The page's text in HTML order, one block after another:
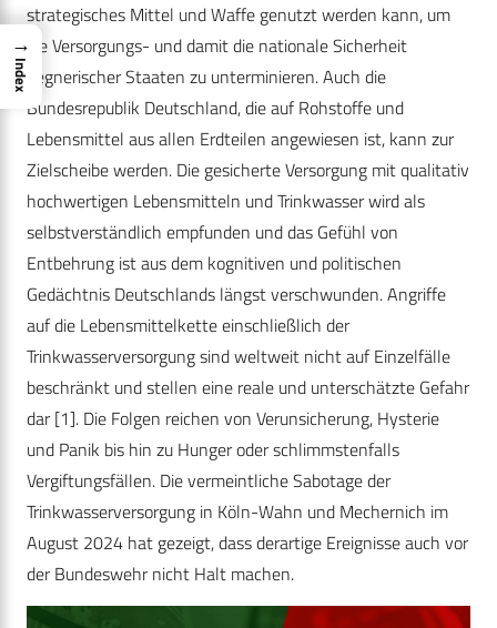
strategisches Mittel und Waffe genutzt werden kann, um
die Versorgungs- und damit die nationale Sicherheit
gegnerischer Staaten zu unterminieren. Auch die
Bundesrepublik Deutschland, die auf Rohstoffe und
Lebensmittel aus allen Erdteilen angewiesen ist, kann zur
Zielscheibe werden. Die gesicherte Versorgung mit qualitativ
hochwertigen Lebensmitteln und Trinkwasser wird als
selbstverständlich empfunden und das Gefühl von
Entbehrung ist aus dem kognitiven und politischen
Gedächtnis Deutschlands längst verschwunden. Angriffe
auf die Lebensmittelkette einschließlich der
Trinkwasserversorgung sind weltweit nicht auf Einzelfälle
beschränkt und stellen eine reale und unterschätzte Gefahr
dar [1]. Die Folgen reichen von Verunsicherung, Hysterie
und Panik bis hin zu Hunger oder schlimmstenfalls
Vergiftungsfällen. Die vermeintliche Sabotage der
Trinkwasserversorgung in Köln-Wahn und Mechernich im
August 2024 hat gezeigt, dass derartige Ereignisse auch vor
der Bundeswehr nicht Halt machen.
→
Index